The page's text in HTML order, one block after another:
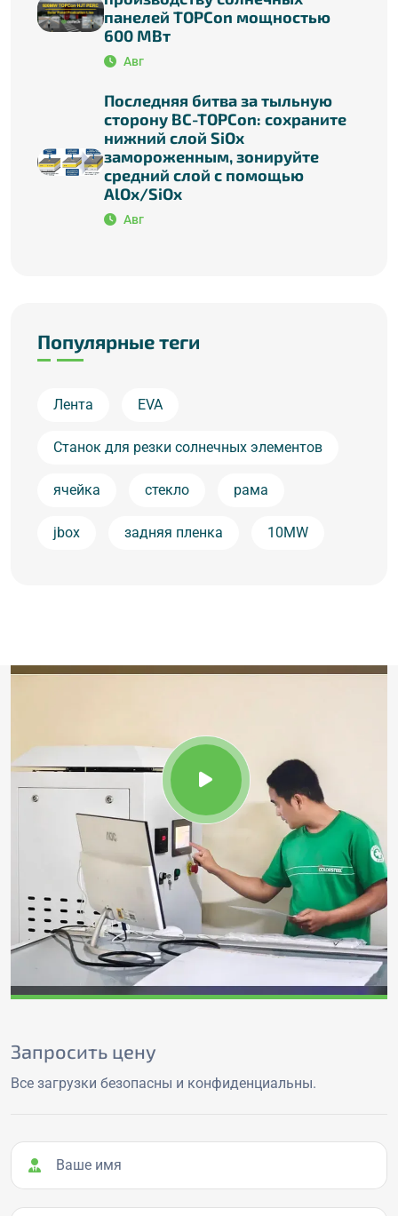
панелей TOPCon мощностью
600 МВт
Авг
Последняя битва за тыльную
сторону BC-TOPCon: сохраните
нижний слой SiOx
замороженным, зонируйте
средний слой с помощью
AlOx/SiOx
Авг
Популярные теги
Лента EVA
Станок для резки солнечных элементов
ячейка стекло рама
jbox задняя пленка 10MW
Запросить цену
Все загрузки безопасны и конфиденциальны.
Ваше имя